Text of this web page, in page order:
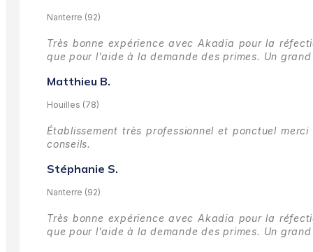
Nanterre (92)
Très bonne expérience avec Akadia pour la
que pour l'aide à la demande des primes. Un
Matthieu B.
Houilles (78)
Établissement très professionnel et ponctuel
conseils.
Stéphanie S.
Nanterre (92)
Très bonne expérience avec Akadia pour la
que pour l'aide à la demande des primes. Un